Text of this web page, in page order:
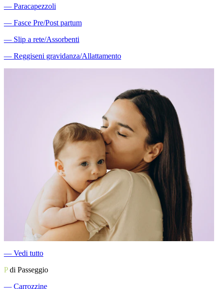
― Paracapezzoli
― Fasce Pre/Post partum
― Slip a rete/Assorbenti
― Reggiseni gravidanza/Allattamento
― Vedi tutto
Pdi Passeggio
― Carrozzine